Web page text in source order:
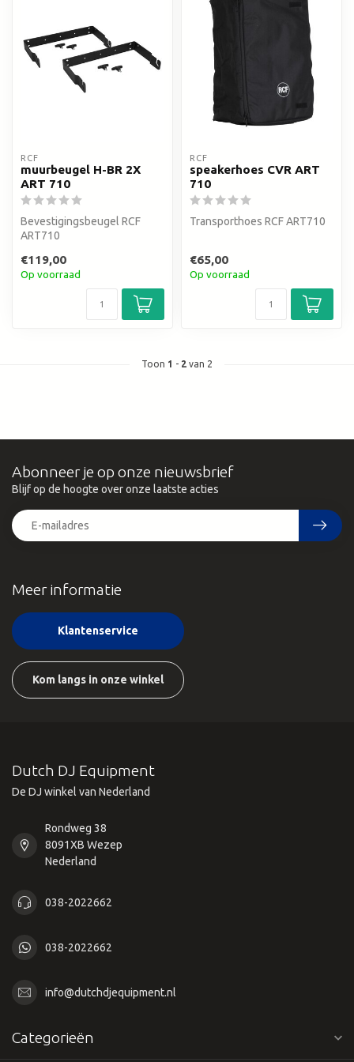
RCF
muurbeugel H-BR 2X
ART 710
Bevestigingsbeugel RCF
ART710
€119,00
Op voorraad
RCF
speakerhoes CVR ART
710
Transporthoes RCF ART710
€65,00
Op voorraad
Toon 1 - 2 van 2
Meer informatie
Klantenservice
Kom langs in onze winkel
Abonneer je op onze nieuwsbrief
Blijf op de hoogte over onze laatste acties
Dutch DJ Equipment
De DJ winkel van Nederland
Rondweg 38
8091XB Wezep
Nederland
038-2022662
038-2022662
info@dutchdjequipment.nl
Categorieën